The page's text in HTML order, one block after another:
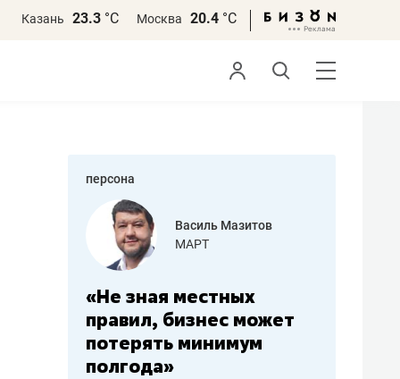
Казань 23.3 °С Москва 20.4 °С
персона
Василь Мазитов
МАРТ
«Не зная местных
правил, бизнес может
потерять минимум
полгода»